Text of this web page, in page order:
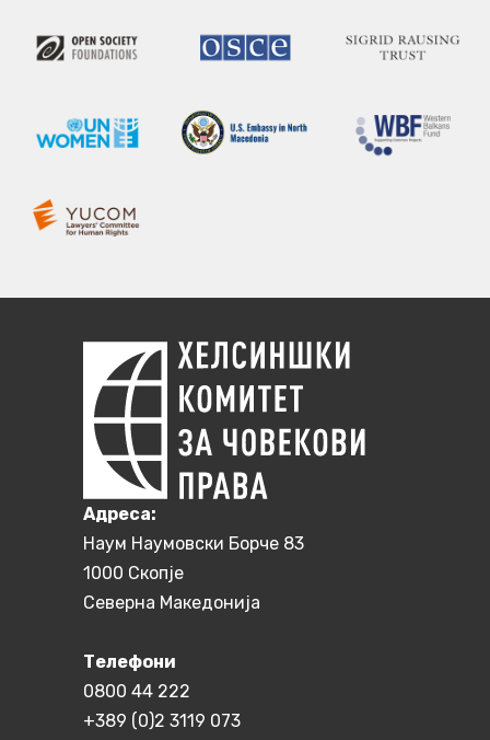
Aдреса:
Наум Наумовски Борче 83
1000 Скопје
Северна Македонија
Телефони
0800 44 222
+389 (0)2 3119 073